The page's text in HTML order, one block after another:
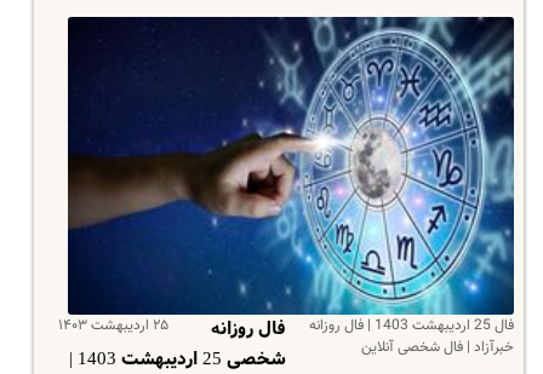
فال 25 اردیبهشت 1403 | فال روزانه
خبرآزاد | فال شخصی آنلاین
۲۵ اردیبهشت ۱۴۰۳
فال روزانه
شخصی 25 اردیبهشت 1403 |